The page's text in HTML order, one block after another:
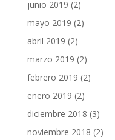
junio 2019 (2)
mayo 2019 (2)
abril 2019 (2)
marzo 2019 (2)
febrero 2019 (2)
enero 2019 (2)
diciembre 2018 (3)
noviembre 2018 (2)